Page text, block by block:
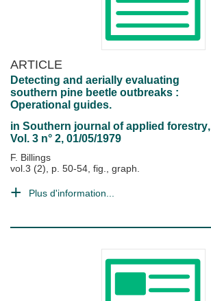
ARTICLE
Detecting and aerially evaluating
southern pine beetle outbreaks :
Operational guides.
in Southern journal of applied forestry,
Vol. 3 n° 2, 01/05/1979
F. Billings
vol.3 (2), p. 50-54, fig., graph.
Plus d'information...